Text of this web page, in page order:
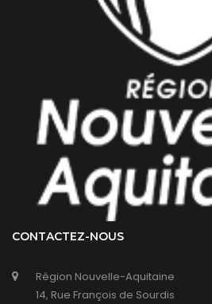
CONTACTEZ-NOUS
Région Nouvelle-Aquitaine
14, Rue François de Sourdis